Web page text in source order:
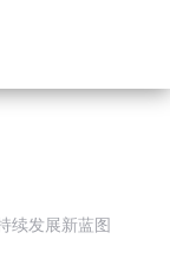
续发展新蓝图